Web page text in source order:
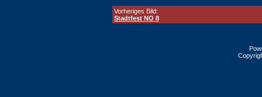
Vorheriges Bild:
Stadtfest NO 8